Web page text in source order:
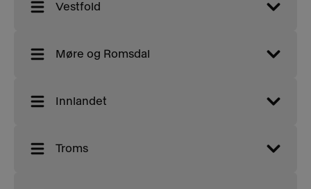
Vestfold
Møre og Romsdal
Innlandet
Troms